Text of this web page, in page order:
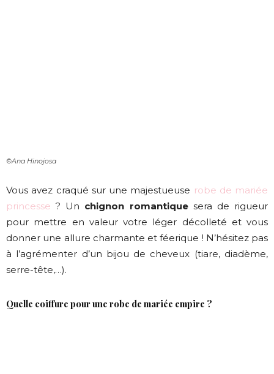
©Ana Hinojosa
Vous avez craqué sur une majestueuse robe de mariée
princesse ? Un chignon romantiquesera de rigueur
pour mettre en valeur votre léger décolleté et vous
donner une allure charmante et féerique ! N’hésitez pas
à l’agrémenter d’un bijou de cheveux (tiare, diadème,
serre-tête,…).
Quelle coiffure pour une robe de mariée empire ?